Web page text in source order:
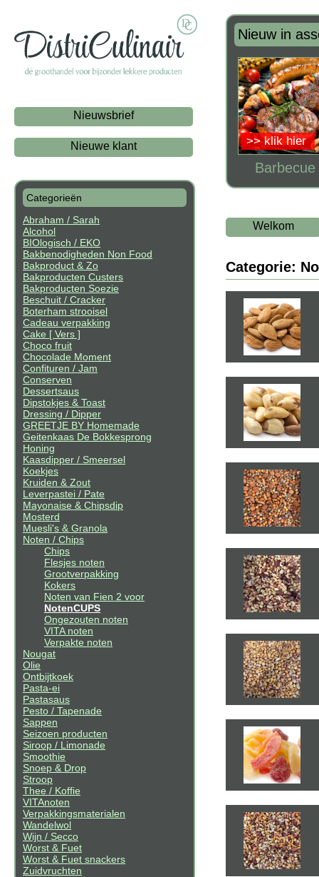
Nieuwsbrief
Nieuwe klant
Categorieën
Abraham / Sarah
Alcohol
BIOlogisch / EKO
Bakbenodigheden Non Food
Bakproduct & Zo
Bakproducten Custers
Bakproducten Soezie
Beschuit / Cracker
Boterham strooisel
Cadeau verpakking
Cake [ Vers ]
Choco fruit
Chocolade Moment
Confituren / Jam
Conserven
Dessertsaus
Dipstokjes & Toast
Dressing / Dipper
GREETJE BY Homemade
Geitenkaas De Bokkesprong
Honing
Kaasdipper / Smeersel
Koekjes
Kruiden & Zout
Leverpastei / Pate
Mayonaise & Chipsdip
Mosterd
Muesli's & Granola
Noten / Chips
Chips
Flesjes noten
Grootverpakking
Kokers
Noten van Fien 2 voor
NotenCUPS
Ongezouten noten
VITA noten
Verpakte noten
Nougat
Olie
Ontbijtkoek
Pasta-ei
Pastasaus
Pesto / Tapenade
Sappen
Seizoen producten
Siroop / Limonade
Smoothie
Snoep & Drop
Stroop
Thee / Koffie
VITAnoten
Verpakkingsmaterialen
Wandelwol
Wijn / Secco
Worst & Fuet
Worst & Fuet snackers
Zuidvruchten
Nieuw in
>> klik hier
Welkom
Categorie: